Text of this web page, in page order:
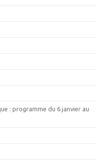
: programme du 6 janvier au